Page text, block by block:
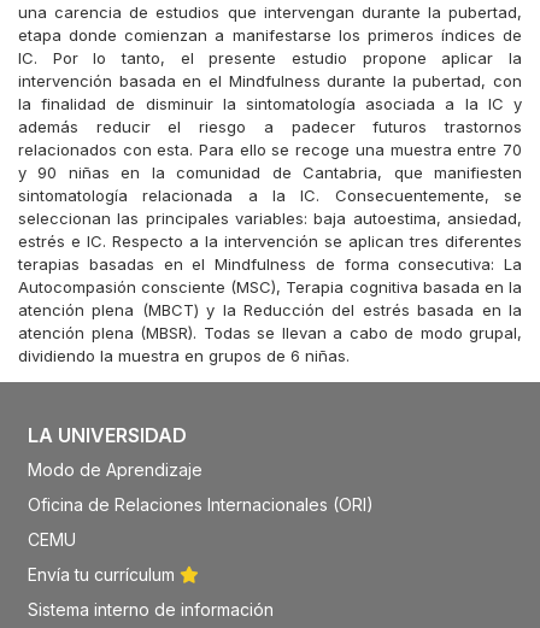
una carencia de estudios que intervengan durante la pubertad,
etapa donde comienzan a manifestarse los primeros índices de
IC. Por lo tanto, el presente estudio propone aplicar la
intervención basada en el Mindfulness durante la pubertad, con
la finalidad de disminuir la sintomatología asociada a la IC y
además reducir el riesgo a padecer futuros trastornos
relacionados con esta. Para ello se recoge una muestra entre 70
y 90 niñas en la comunidad de Cantabria, que manifiesten
sintomatología relacionada a la IC. Consecuentemente, se
seleccionan las principales variables: baja autoestima, ansiedad,
estrés e IC. Respecto a la intervención se aplican tres diferentes
terapias basadas en el Mindfulness de forma consecutiva: La
Autocompasión consciente (MSC), Terapia cognitiva basada en la
atención plena (MBCT) y la Reducción del estrés basada en la
atención plena (MBSR). Todas se llevan a cabo de modo grupal,
dividiendo la muestra en grupos de 6 niñas.
LA UNIVERSIDAD
Modo de Aprendizaje
Oficina de Relaciones Internacionales (ORI)
CEMU
Envía tu currículum
Sistema interno de información